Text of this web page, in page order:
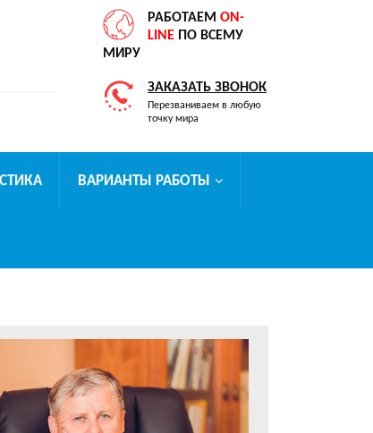
РАБОТАЕМ ON-
LINE ПО ВСЕМУ
МИРУ
ЗАКАЗАТЬ ЗВОНОК
Перезваниваем в любую
точку мира
ВАРИАНТЫ РАБОТЫ